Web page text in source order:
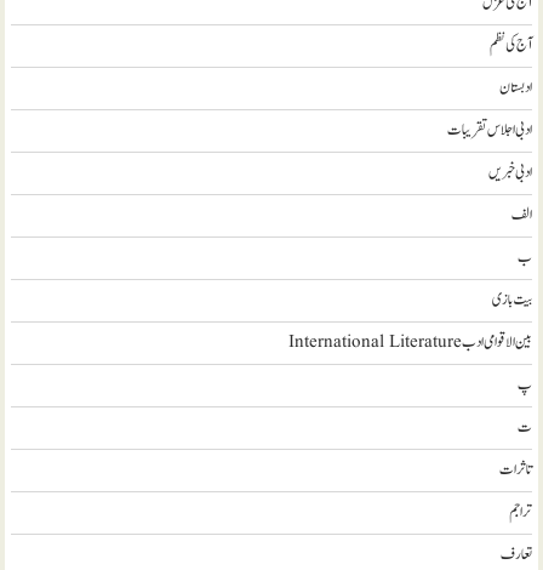
آج کی نظم
ادبستان
ادبی اجلاس تقریبات
ادبی خبریں
الف
ب
بیت بازی
بین الاقوامی ادب International Literature
پ
ت
تاثرات
تراجم
تعارف